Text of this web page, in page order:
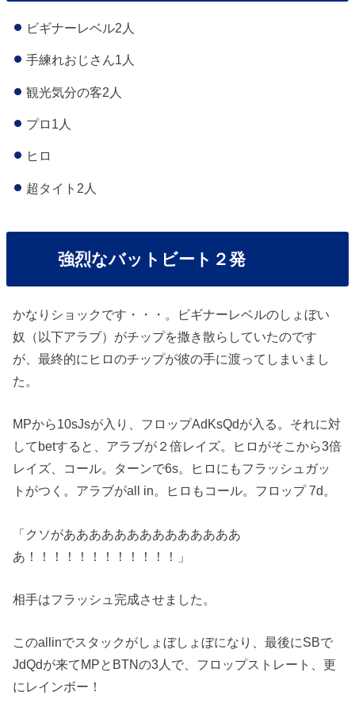
ビギナーレベル2人
手練れおじさん1人
観光気分の客2人
プロ1人
ヒロ
超タイト2人
強烈なバットビート２発
かなりショックです・・・。ビギナーレベルのしょぼい
奴（以下アラブ）がチップを撒き散らしていたのです
が、最終的にヒロのチップが彼の手に渡ってしまいまし
た。
MPから10sJsが入り、フロップAdKsQdが入る。それに対
してbetすると、アラブが２倍レイズ。ヒロがそこから3倍
レイズ、コール。ターンで6s。ヒロにもフラッシュガッ
トがつく。アラブがall in。ヒロもコール。フロップ 7d。
「クソがああああああああああああああ
あ！！！！！！！！！！！！」
相手はフラッシュ完成させました。
このallinでスタックがしょぼしょぼになり、最後にSBで
JdQdが来てMPとBTNの3人で、フロップストレート、更
にレインボー！